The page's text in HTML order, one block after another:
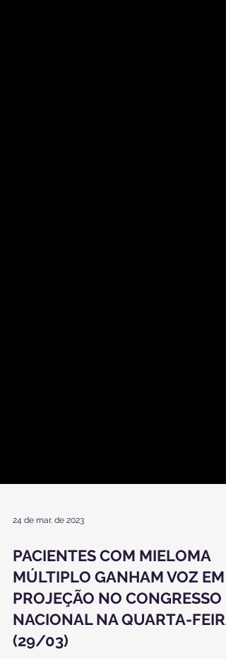
24 de mar. de 2023
PACIENTES COM MIELOMA
MÚLTIPLO GANHAM VOZ EM
PROJEÇÃO NO CONGRESSO